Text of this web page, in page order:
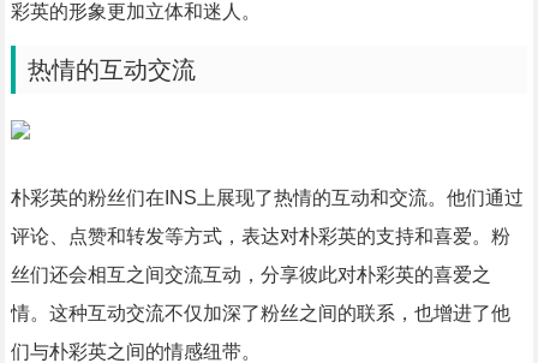
彩英的形象更加立体和迷人。
热情的互动交流
朴彩英的粉丝们在INS上展现了热情的互动和交流。他们通过
评论、点赞和转发等方式，表达对朴彩英的支持和喜爱。粉
丝们还会相互之间交流互动，分享彼此对朴彩英的喜爱之
情。这种互动交流不仅加深了粉丝之间的联系，也增进了他
们与朴彩英之间的情感纽带。